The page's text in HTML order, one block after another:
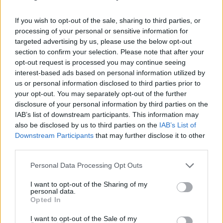
If you wish to opt-out of the sale, sharing to third parties, or
processing of your personal or sensitive information for
targeted advertising by us, please use the below opt-out
section to confirm your selection. Please note that after your
opt-out request is processed you may continue seeing
interest-based ads based on personal information utilized by
us or personal information disclosed to third parties prior to
your opt-out. You may separately opt-out of the further
disclosure of your personal information by third parties on the
IAB’s list of downstream participants. This information may
also be disclosed by us to third parties on the IAB’s List of
Downstream Participants that may further disclose it to other
Personal Data Processing Opt Outs
I want to opt-out of the Sharing of my
personal data.
Opted In
I want to opt-out of the Sale of my
τηνΕυρωπαϊκή Εισαγγελία.
Το να συνδέεται με τις άρσεις ασυλίας η
αντιπολίτευση εμένα με ξεπερνά. Δηλαδή, τις
αιτήσεις άρσης ασυλίας τις έκανε η
αντιπολίτευση ή τις έκανε ένα κατηγορητήριο
έτοιμο στην πραγματικότητα, δηλαδή τα προς
έρευνα ζητήματα της Ευρωπαϊκής Εισαγγελίας
είπε η βουλευτής του ΠΑΣΟΚ Ευαγγελία Λιακούλη.
Το υλικό το οποίο έχει συλλέξει η Ευρωπαϊκή
Εισαγγελία και το έχει εκθέσει, θέλει περαιτέρω
έρευνα. Αυτό έτσι κι αλλιώς συστήνει ότι θα
πρέπει να πάει σε μια διαδικασία έρευνας